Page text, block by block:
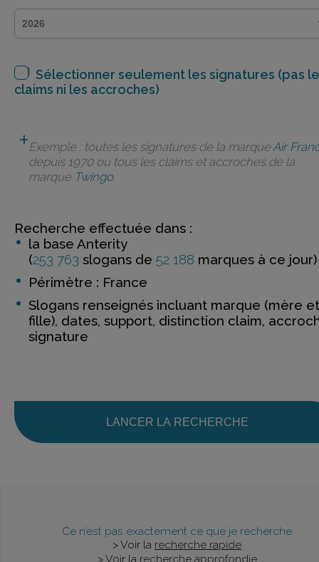
Sélectionner seulement les signatures (pas
claims ni les accroches)
Exemple : toutes les signatures de la marqueAir
depuis 1970 ou tous les claims et accroches de la
marque Twingo.
Recherche effectuée dans :
la base Anterity
(253 763 slogans de 52 188 marques à ce jour)
Périmètre : France
Slogans renseignés incluant marque (mère et
fille), dates, support, distinction claim,
signature
LANCER LA RECHERCHE
Ce n’est pas exactement ce que je recherche
> Voir la recherche rapide
> Voir la recherche approfondie